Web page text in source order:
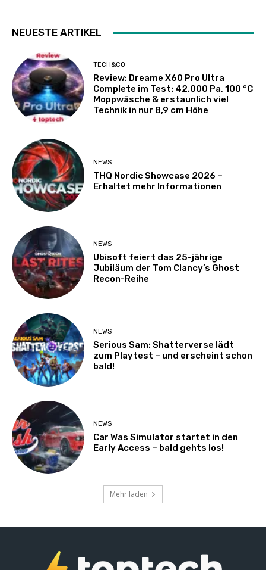
NEUESTE ARTIKEL
TECH&CO
Review: Dreame X60 Pro Ultra
Complete im Test: 42.000 Pa, 100 °C
Moppwäsche & erstaunlich viel
Technik in nur 8,9 cm Höhe
NEWS
THQ Nordic Showcase 2026 –
Erhaltet mehr Informationen
NEWS
Ubisoft feiert das 25-jährige
Jubiläum der Tom Clancy’s Ghost
Recon-Reihe
NEWS
Serious Sam: Shatterverse lädt
zum Playtest – und erscheint schon
bald!
NEWS
Car Was Simulator startet in den
Early Access – bald gehts los!
Mehr laden